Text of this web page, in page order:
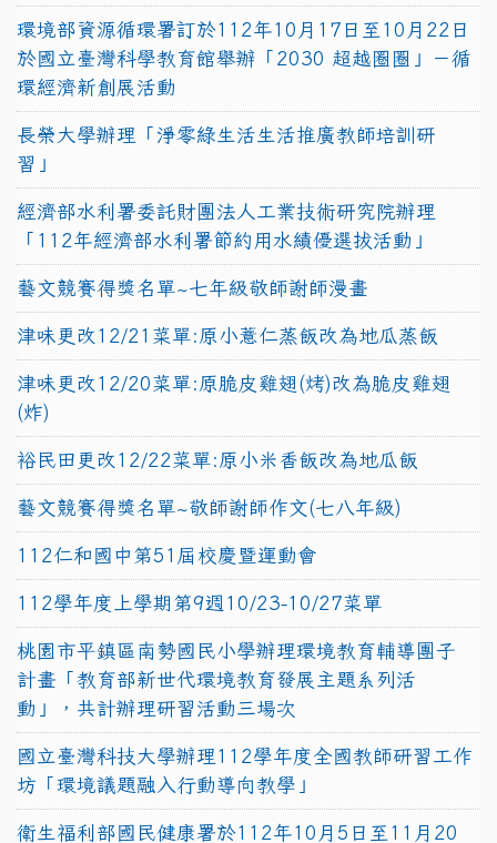
環境部資源循環署訂於112年10月17日至10月22日
於國立臺灣科學教育館舉辦「2030 超越圈圈」－循
環經濟新創展活動
長榮大學辦理「淨零綠生活生活推廣教師培訓研
習」
經濟部水利署委託財團法人工業技術研究院辦理
「112年經濟部水利署節約用水績優選拔活動」
藝文競賽得獎名單~七年級敬師謝師漫畫
津味更改12/21菜單:原小薏仁蒸飯改為地瓜蒸飯
津味更改12/20菜單:原脆皮雞翅(烤)改為脆皮雞翅
(炸)
裕民田更改12/22菜單:原小米香飯改為地瓜飯
藝文競賽得獎名單~敬師謝師作文(七八年級)
112仁和國中第51屆校慶暨運動會
112學年度上學期第9週10/23-10/27菜單
桃園市平鎮區南勢國民小學辦理環境教育輔導團子
計畫「教育部新世代環境教育發展主題系列活
動」，共計辦理研習活動三場次
國立臺灣科技大學辦理112學年度全國教師研習工作
坊「環境議題融入行動導向教學」
衛生福利部國民健康署於112年10月5日至11月20